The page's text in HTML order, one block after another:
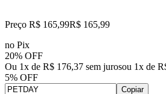
Preço R$ 165,99R$ 165,99
no Pix
20% OFF
Ou 1x de R$ 176,37 sem jurosou 1x de
5% OFF
Copiar